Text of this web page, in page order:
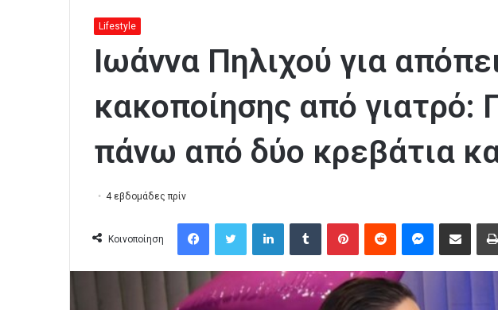
Lifestyle
Ιωάννα Πηλιχού για
κακοποίησης από γιατρό:
πάνω από δύο κρεβάτια
4 εβδομάδες πρίν
Κοινοποίηση